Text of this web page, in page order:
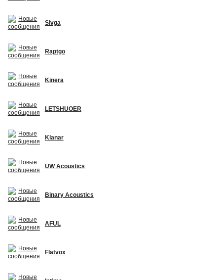
Sivga
Raptgo
Kinera
LETSHUOER
Klanar
UW Acoustics
Binary Acoustics
AFUL
Flatvox